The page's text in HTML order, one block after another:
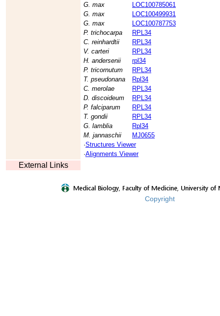
G. max
LOC100785061
G. max
LOC100499931
G. max
LOC100787753
P. trichocarpa
RPL34
C. reinhardtii
RPL34
V. carteri
RPL34
H. andersenii
rpl34
P. tricornutum
RPL34
T. pseudonana
Rpl34
C. merolae
RPL34
D. discoideum
RPL34
P. falciparum
RPL34
T. gondii
RPL34
G. lamblia
Rpl34
M. jannaschii
MJ0655
·Structures Viewer
·Alignments Viewer
External Links
Copyright